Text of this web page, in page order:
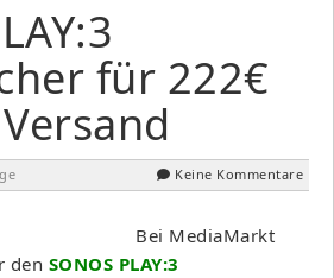
für 222€
Keine Kommentare
Bei MediaMarkt
den SONOS PLAY:3